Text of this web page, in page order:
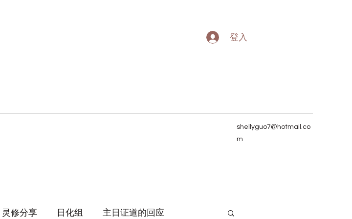
登入
shellyguo7@hotmail.co
m
灵修分享 日化组 主日证道的回应